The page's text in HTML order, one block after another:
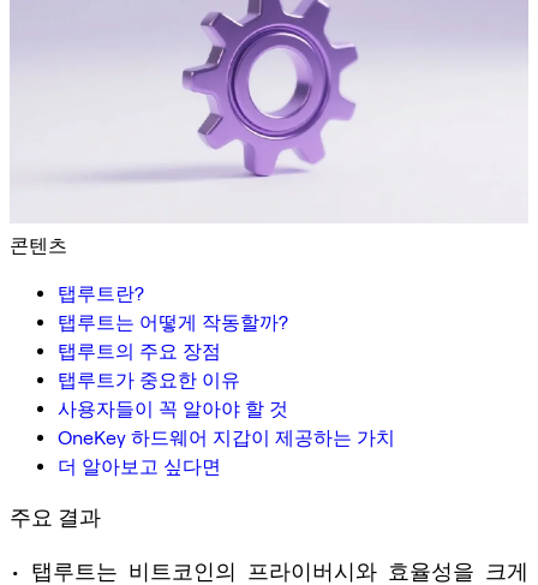
콘텐츠
탭루트란?
탭루트는 어떻게 작동할까?
탭루트의 주요 장점
탭루트가 중요한 이유
사용자들이 꼭 알아야 할 것
OneKey 하드웨어 지갑이 제공하는 가치
더 알아보고 싶다면
주요 결과
• 탭루트는 비트코인의 프라이버시와 효율성을 크게